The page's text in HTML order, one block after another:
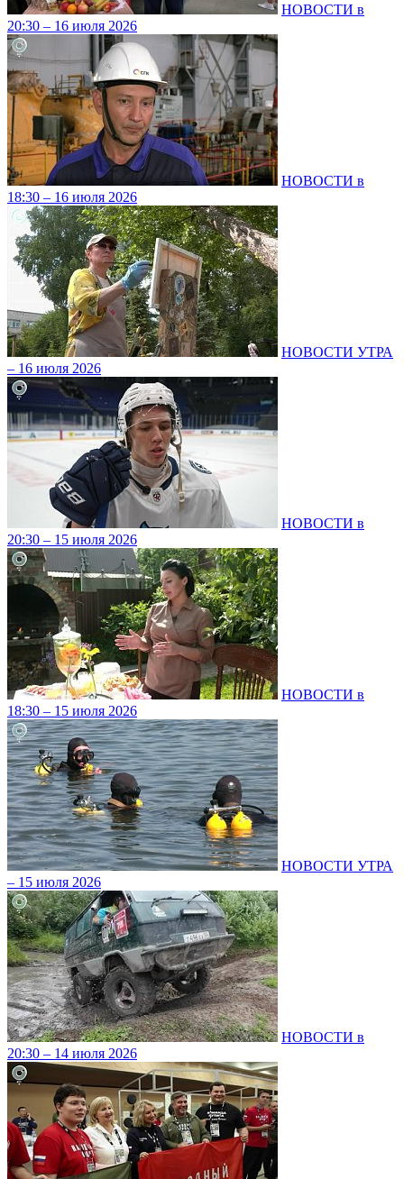
НОВОСТИ в
20:30 – 16 июля 2026
НОВОСТИ в
18:30 – 16 июля 2026
НОВОСТИ УТРА
– 16 июля 2026
НОВОСТИ в
20:30 – 15 июля 2026
НОВОСТИ в
18:30 – 15 июля 2026
НОВОСТИ УТРА
– 15 июля 2026
НОВОСТИ в
20:30 – 14 июля 2026